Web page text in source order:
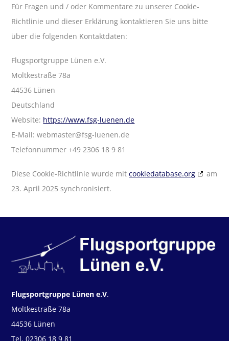
Für Fragen und / oder Kommentare zu unserer Cookie-
Richtlinie und dieser Erklärung kontaktieren Sie uns bitte
über die folgenden Kontaktdaten:
Flugsportgruppe Lünen e.V.
Moltkestraße 78a
44536 Lünen
Deutschland
Website: https://www.fsg-luenen.de
E-Mail:webmaster@fsg-luenen.de
Telefonnummer +49 2306 18 9 81
Diese Cookie-Richtlinie wurde mitcookiedatabase.org
am
23. April 2025 synchronisiert.
Flugsportgruppe Lünen e.V.
Moltkestraße 78a
44536 Lünen
Tel. 02306 18 9 81